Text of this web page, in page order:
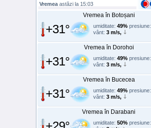
Vremea astăzi la 15:03
Vremea în Botoșani
+31° umiditate: 49% presiune:
vânt: 3 m/s,
Vremea în Dorohoi
+31° umiditate: 49% presiune:
vânt: 3 m/s,
Vremea în Bucecea
+31° umiditate: 49% presiune:
vânt: 3 m/s,
Vremea în Darabani
umiditate: 50% presiune: